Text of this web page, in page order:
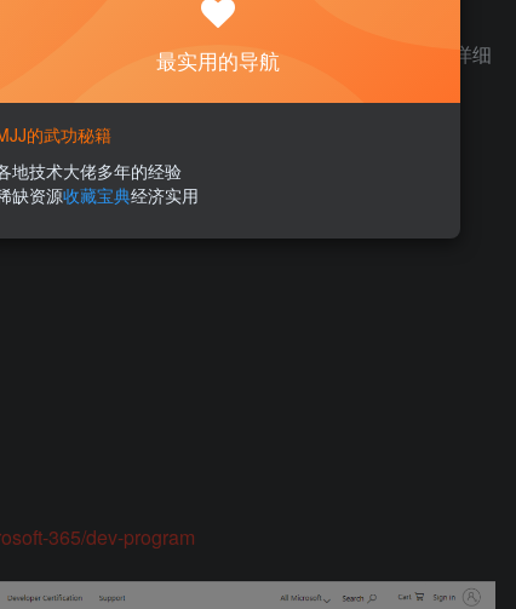
证。还附带5T的不限速OneDrive
网盘容量。本文将详细
及永久续期教程。
365/dev-program
最实用的导航
的武功秘籍
地技术大佬多年的经验
缺资源收藏宝典经济实用